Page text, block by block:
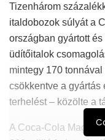
Tizenhárom
italdobozok súlyát a
országban gyártott
üdítőitalok
mintegy 170
csökkentve a gyártás
terhelést – közölte a
A Coca-Cola